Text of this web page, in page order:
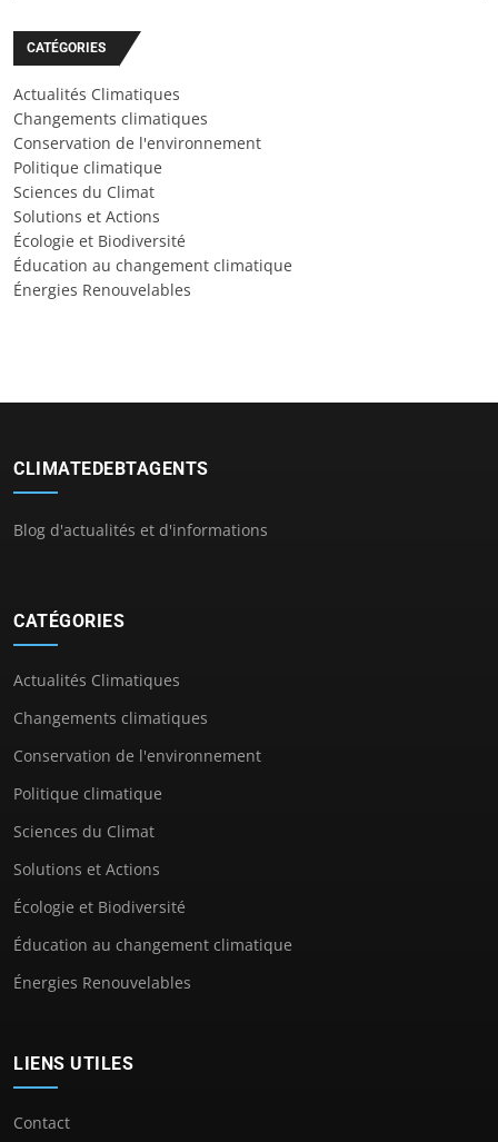
CATÉGORIES
Actualités Climatiques
Changements climatiques
Conservation de l'environnement
Politique climatique
Sciences du Climat
Solutions et Actions
Écologie et Biodiversité
Éducation au changement climatique
Énergies Renouvelables
CLIMATEDEBTAGENTS
Blog d'actualités et d'informations
CATÉGORIES
Actualités Climatiques
Changements climatiques
Conservation de l'environnement
Politique climatique
Sciences du Climat
Solutions et Actions
Écologie et Biodiversité
Éducation au changement climatique
Énergies Renouvelables
LIENS UTILES
Contact